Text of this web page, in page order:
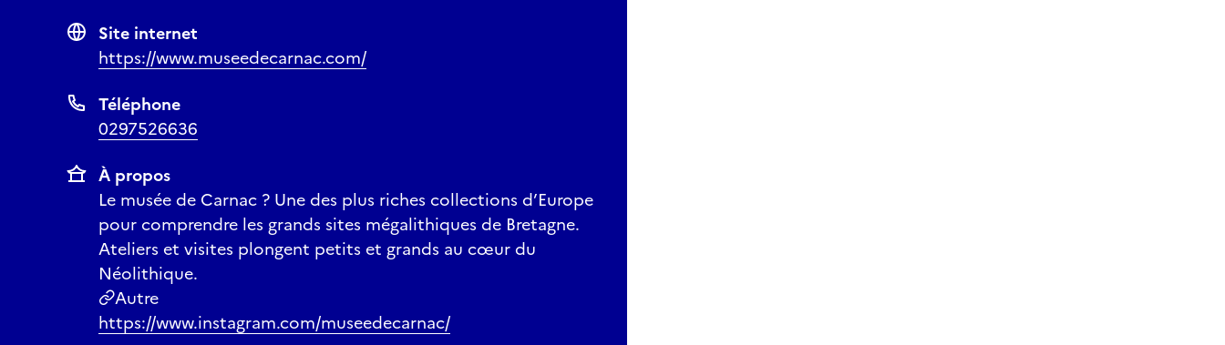
Site internet
https://www.museedecarnac.com/
Téléphone
0297526636
À propos
Le musée de Carnac ? Une des plus riches collections d’Europe
pour comprendre les grands sites mégalithiques de Bretagne.
Ateliers et visites plongent petits et grands au cœur du
Néolithique.
Autre
https://www.instagram.com/museedecarnac/